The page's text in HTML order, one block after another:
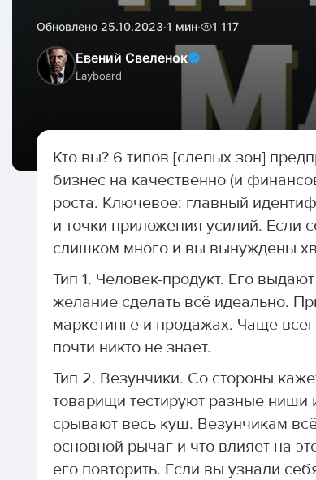
Обновлено 25.10.2023·1 мин· 1 117
Евений Свеленок
Layboard
Кто вы? 6 типов [слепых зон]
бизнес на качественно (и
роста. Ключевое: главный
и точки приложения усилий. Если
слишком много и вы вынуждены
Тип 1. Человек-продукт. Его
желание сделать всё идеально.
маркетинге и продажах. Чаще
почти никто не знает.
Тип 2. Везунчики. Со стороны
товарищи тестируют разные ниши
срывают весь куш. Везунчикам
основной рычаг и что влияет на
его повторить. Если вы узнали